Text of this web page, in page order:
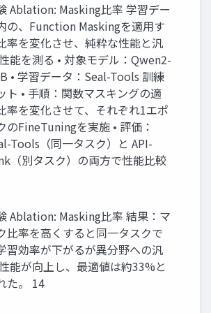
Ablation: Masking比率 学習デー
の、Function Maskingを適用す
率を変化させ、純粋な性能と汎
能を測る • 対象モデル：Qwen2-
• 学習データ：Seal-Tools 訓練
ト • 手順：関数マスキングの適
率を変化させて、それぞれ1エポ
のFineTuningを実施 • 評価：
Tools（同一タスク）と API-
（別タスク）の両方で性能比較
Ablation: Masking比率 結果：マ
比率を高くすると同一タスクで
習効率が下がるが異分野への汎
能が向上し、最適値は約33%と
た。 14